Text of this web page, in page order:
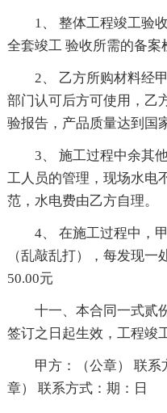
1、 整体工程竣工验
全套竣工 验收所需的备案
2、 乙方所购材料经
部门认可后方可使用，乙
验报告，产品质量达到国
3、 施工过程中余其
工人员的管理，现场水电
范，水电费由乙方自理。
4、 在施工过程中，
（乱敲乱打），每发现
50.00元
十一、本合同一式贰
签订之日起生效，工程竣
甲方：（公章） 联系
章） 联系方式：期：日